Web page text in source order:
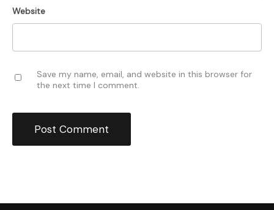
Website
Save my name, email, and website in this browser for
the next time I comment.